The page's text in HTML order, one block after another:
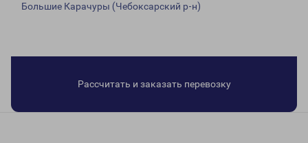
Большие Карачуры (Чебоксарский р-н)
Рассчитать и заказать перевозку